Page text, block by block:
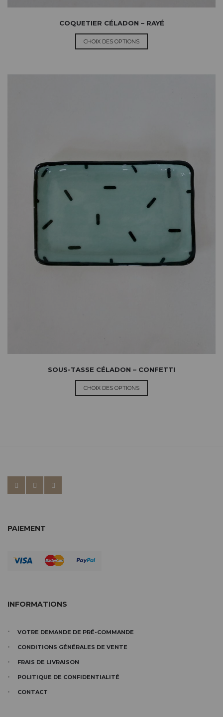
COQUETIER CÉLADON – RAYÉ
CHOIX DES OPTIONS
SOUS-TASSE CÉLADON – CONFETTI
CHOIX DES OPTIONS
PAIEMENT
INFORMATIONS
VOTRE DEMANDE DE PRÉ-COMMANDE
CONDITIONS GÉNÉRALES DE VENTE
FRAIS DE LIVRAISON
POLITIQUE DE CONFIDENTIALITÉ
CONTACT